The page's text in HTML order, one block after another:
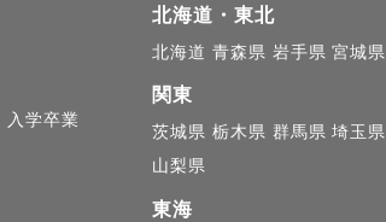
九州ではラブグラフ最古参カメラマン
Photoshopが得意です。
趣味は映画・音楽・アニメ・ポケモン
➖➖➖➖➖➖➖➖➖➖➖
入学卒業
北海道・東北
北海道 青森県 岩手県 宮城県
関東
茨城県 栃木県 群馬県 埼玉県
山梨県
東海